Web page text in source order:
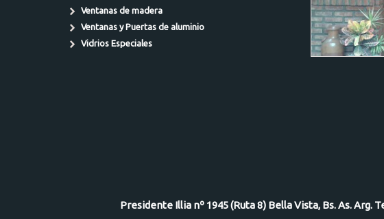
Ventanas de madera
Ventanas y Puertas de aluminio
Vidrios Especiales
Presidente Illia nº 1945 (Ruta 8) Bella Vista, Bs. As. Arg.